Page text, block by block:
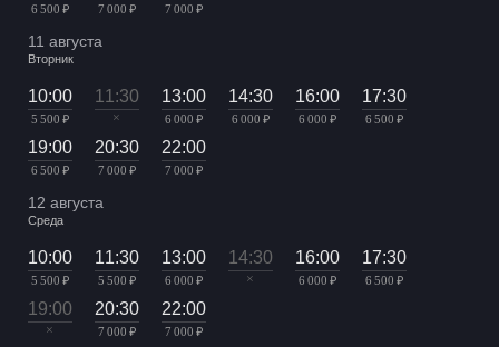
6 500 ₽ 7 000 ₽ 7 000 ₽
11 августа
Вторник
10:00
5 500 ₽
11:30
×
13:00
6 000 ₽
14:30
6 000 ₽
16:00
6 000 ₽
17:30
6 500 ₽
19:00
6 500 ₽
20:30
7 000 ₽
22:00
7 000 ₽
12 августа
Среда
10:00
5 500 ₽
11:30
5 500 ₽
13:00
6 000 ₽
14:30
×
16:00
6 000 ₽
17:30
6 500 ₽
19:00
×
20:30
7 000 ₽
22:00
7 000 ₽